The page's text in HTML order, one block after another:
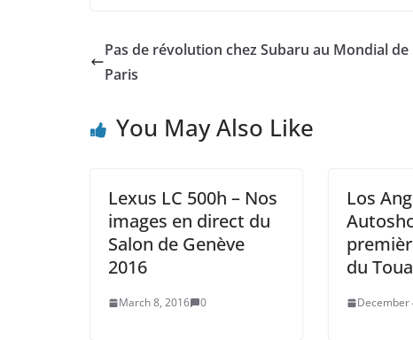
Pas de révolution chez Subaru au Mondial de
Paris
You May Also Like
Lexus LC 500h – Nos
images en direct du
Salon de Genève
2016
March 8, 2016 0
Los
du
December